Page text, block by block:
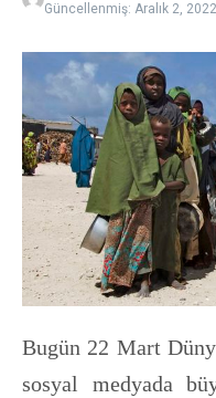
Güncellenmiş: Aralık 2, 2022
Bugün 22 Mart
sosyal medyada